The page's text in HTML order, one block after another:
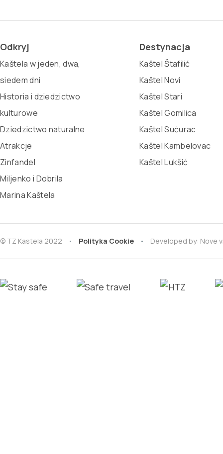
Odkryj
Kaštela w jeden, dwa,
siedem dni
Historia i dziedzictwo
kulturowe
Dziedzictwo naturalne
Atrakcje
Zinfandel
Miljenko i Dobrila
Marina Kaštela
Destynacja
Kaštel Štafilić
Kaštel Novi
Kaštel Stari
Kaštel Gomilica
Kaštel Sućurac
Kaštel Kambelovac
Kaštel Lukšić
© TZ Kastela 2022 Polityka Cookie Developed by: Nove